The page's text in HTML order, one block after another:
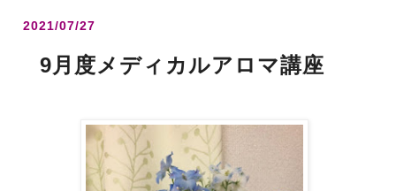
2021/07/27
9月度メディカルアロマ講座